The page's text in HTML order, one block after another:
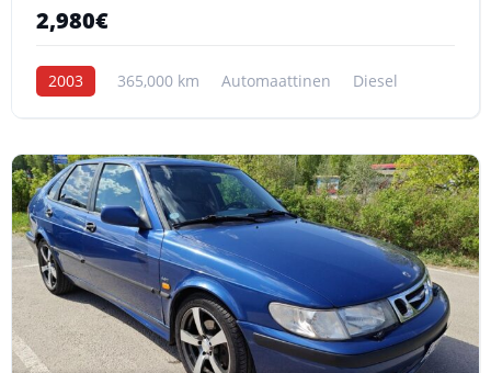
2,980€
2003 365,000 km Automaattinen Diesel